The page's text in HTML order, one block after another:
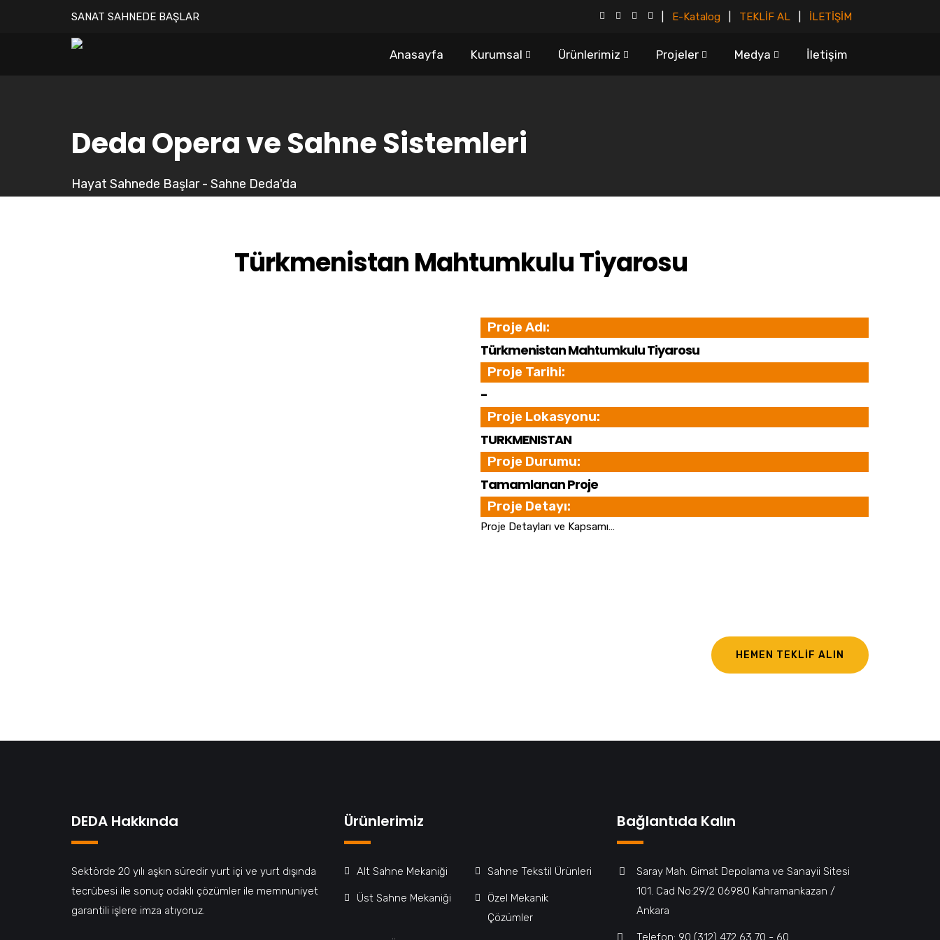
SANAT SAHNEDE BAŞLAR E-Katalog TEKLİF AL İLETİŞİM
Anasayfa Kurumsal Ürünlerimiz Projeler Medya İletişim
Deda Opera ve Sahne Sistemleri
Hayat Sahnede Başlar - Sahne Deda'da
Türkmenistan Mahtumkulu Tiyarosu
Proje Adı:
Türkmenistan Mahtumkulu Tiyarosu
Proje ​​Tarihi:
-
Proje Lokasyonu:
TURKMENISTAN
Proje Durumu:
Tamamlanan Proje
Proje Detayı:
Proje Detayları ve Kapsamı…
HEMEN TEKLİF ALIN
DEDA Hakkında
Sektörde 20 yılı aşkın süredir yurt içi ve yurt dışında
tecrübesi ile sonuç odaklı çözümler ile memnuniyet
garantili işlere imza atıyoruz.
Ürünlerimiz
Alt Sahne Mekaniği Sahne Tekstil Ürünleri
Üst Sahne Mekaniği
Özel Mekanik
Çözümler
Bağlantıda Kalın
Saray Mah. Gimat Depolama ve Sanayii Sitesi
101. Cad No:29/2 06980 Kahramankazan /
Ankara
Telefon: 90 (312) 472 63 70 - 60